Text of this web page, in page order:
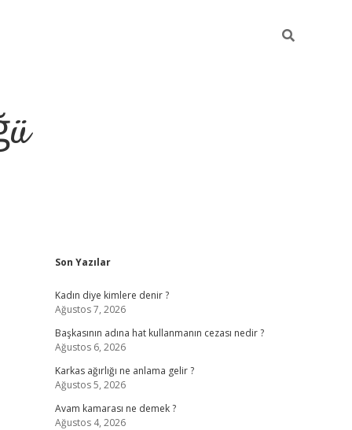
Sidebar
Son Yazılar
Kadın diye kimlere denir ?
Ağustos 7, 2026
Başkasının adına hat kullanmanın cezası nedir ?
Ağustos 6, 2026
Karkas ağırlığı ne anlama gelir ?
Ağustos 5, 2026
Avam kamarası ne demek ?
Ağustos 4, 2026